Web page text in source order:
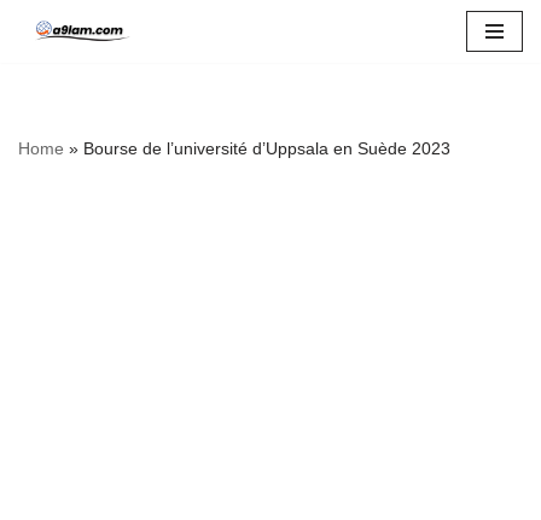
Home » Bourse de l’université d’Uppsala en Suède 2023